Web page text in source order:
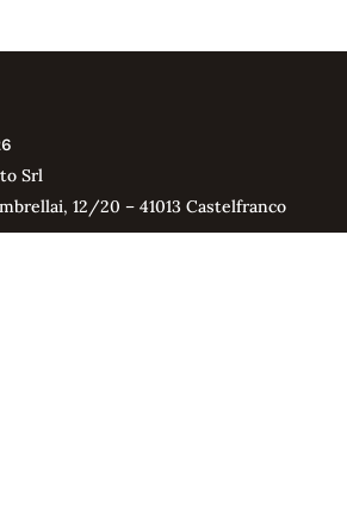
Srl
12/20 – 41013 Castelfranco